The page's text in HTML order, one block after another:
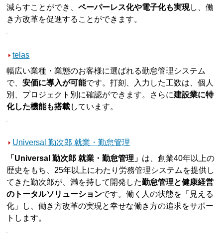
減らすことができ、ペーパーレス化や電子化も実現し、働
き方改革を促進することができます。
telas
幅広い業種・業態のお客様に選ばれる勤怠管理システム
で、安価に導入が可能です。打刻、入力した工数は、個人
別、プロジェクト別に確認ができます。さらに建設業に特
化した機能も搭載しています。
Universal 勤次郎 就業・勤怠管理
「Universal 勤次郎 就業・勤怠管理」 は、創業40年以上の
歴史をもち、25年以上にわたり労務管理システムを提供し
てきた勤次郎が、満を持して開発した勤怠管理と健康経営
のトータルソリューションです。働く人の状態を「見える
化」し、働き方改革の実現と幸せな働き方の追求をサポー
トします。